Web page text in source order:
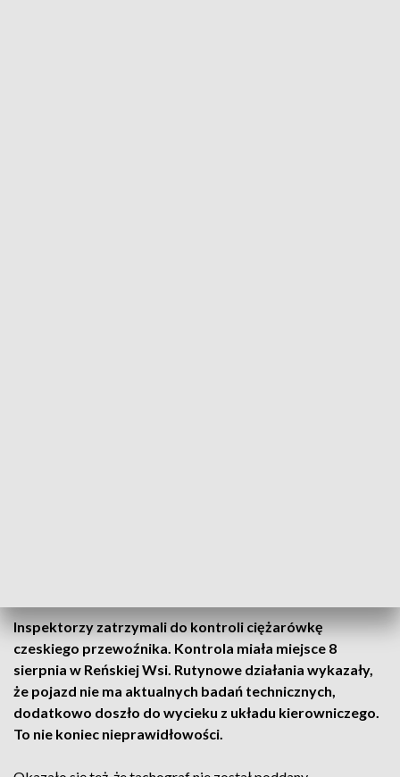
Inspektorzy zatrzymali do kontroli ciężarówkę
czeskiego przewoźnika. Kontrola miała miejsce 8
sierpnia w Reńskiej Wsi. Rutynowe działania wykazały,
że pojazd nie ma aktualnych badań technicznych,
dodatkowo doszło do wycieku z układu kierowniczego.
To nie koniec nieprawidłowości.